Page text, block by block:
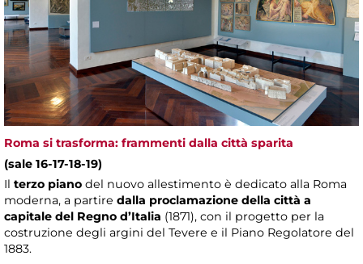
Roma si trasforma: frammenti dalla città sparita
(sale 16-17-18-19)
Il terzo piano del nuovo allestimento è dedicato alla Roma
moderna, a partire dalla proclamazione della città a
capitale del Regno d’Italia (1871), con il progetto per la
costruzione degli argini del Tevere e il Piano Regolatore del
1883.